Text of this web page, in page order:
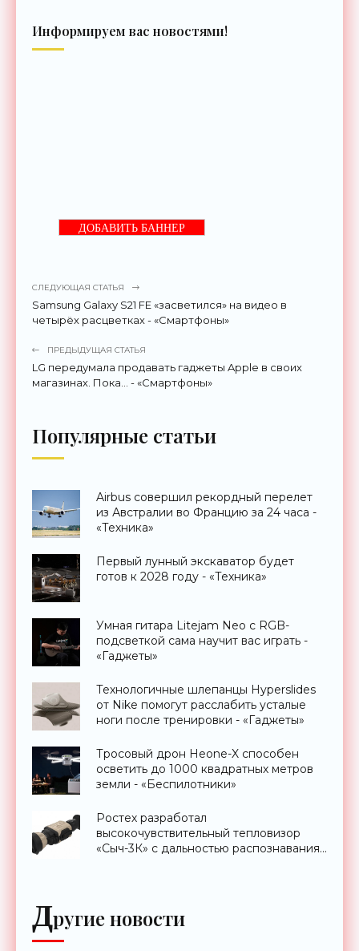
Информируем вас новостями!
ДОБАВИТЬ БАННЕР
СЛЕДУЮЩАЯ СТАТЬЯ
Samsung Galaxy S21 FE «засветился» на видео в
четырёх расцветках - «Смартфоны»
ПРЕДЫДУЩАЯ СТАТЬЯ
LG передумала продавать гаджеты Apple в своих
магазинах. Пока… - «Смартфоны»
Популярные статьи
Airbus совершил рекордный перелет
из Австралии во Францию за 24 часа -
«Техника»
Первый лунный экскаватор будет
готов к 2028 году - «Техника»
Умная гитара Litejam Neo с RGB-
подсветкой сама научит вас играть -
«Гаджеты»
Технологичные шлепанцы Hyperslides
от Nike помогут расслабить усталые
ноги после тренировки - «Гаджеты»
Тросовый дрон Heone-X способен
осветить до 1000 квадратных метров
земли - «Беспилотники»
Ростех разработал
высокочувствительный тепловизор
«Сыч-3К» с дальностью распознавания
Другие новости